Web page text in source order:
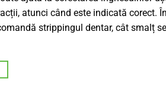
atunci când este indicată corect.
strippingul dentar, cât smalț